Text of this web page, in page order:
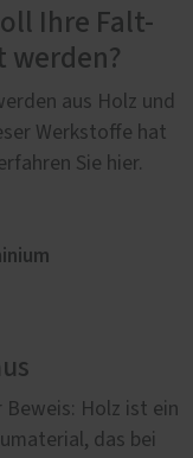
Ihre Falt-
werden?
aus Holz und
Werkstoffe hat
Sie hier.
Holz ist ein
das bei
innen
natürlich? Dann